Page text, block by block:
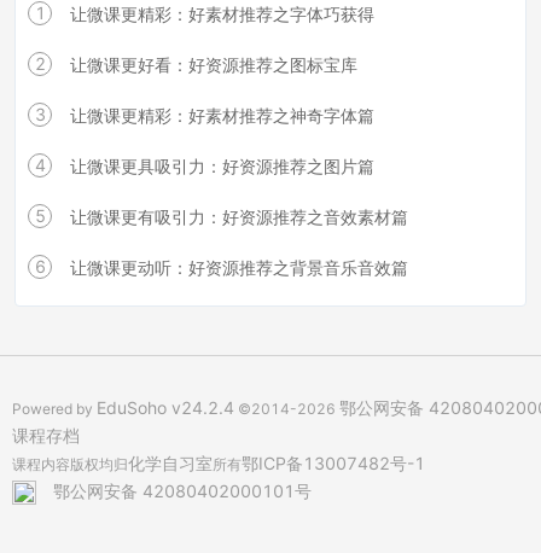
1 让微课更精彩：好素材推荐之字体巧获得
2 让微课更好看：好资源推荐之图标宝库
3 让微课更精彩：好素材推荐之神奇字体篇
4 让微课更具吸引力：好资源推荐之图片篇
5 让微课更有吸引力：好资源推荐之音效素材篇
6 让微课更动听：好资源推荐之背景音乐音效篇
Powered by EduSoho v24.2.4 ©2014-2026 鄂公网安备
课程存档
课程内容版权均归化学自习室所有鄂ICP备13007482号-1
鄂公网安备 42080402000101号